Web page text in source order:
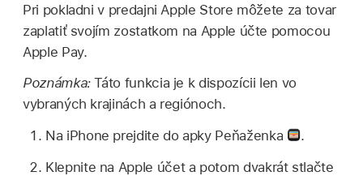
Pri pokladni v predajni Apple Store môžete za tovar
zaplatiť svojím zostatkom na Apple účte pomocou
Apple Pay.
Poznámka:Táto funkcia je k dispozícii len vo
vybraných krajinách a regiónoch.
Na iPhone prejdite do apky Peňaženka
.
Klepnite na Apple účet a potom dvakrát stlačte